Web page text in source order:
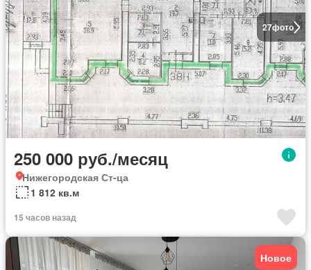
27фото
250 000 руб./месяц
Нижегородская Ст-ца
1 812 кв.м
15 часов назад
Новое